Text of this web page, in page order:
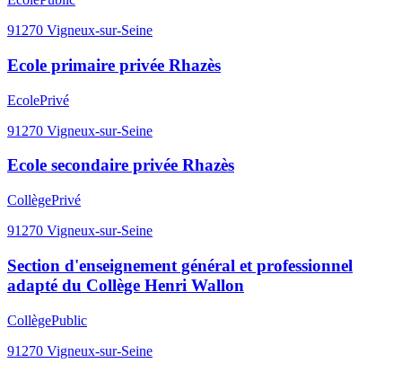
91270 Vigneux-sur-Seine
Ecole primaire privée Rhazès
EcolePrivé
91270 Vigneux-sur-Seine
Ecole secondaire privée Rhazès
CollègePrivé
91270 Vigneux-sur-Seine
Section d'enseignement général et professionnel
adapté du Collège Henri Wallon
CollègePublic
91270 Vigneux-sur-Seine